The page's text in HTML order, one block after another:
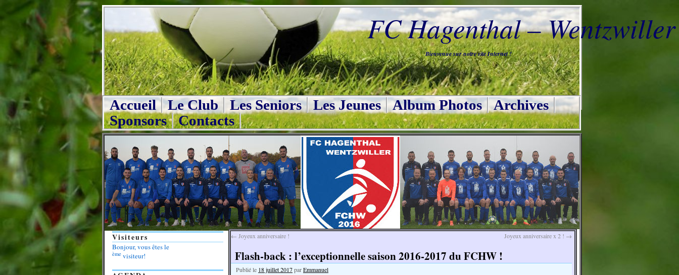
FC Hagenthal – Wentzwiller
Bienvenue sur notre site Internet !
Accueil Le Club Les Seniors Les Jeunes Album Photos
Archives
Sponsors
Contacts
← Joyeux anniversaire ! Joyeux anniversaire x 2 ! →
Flash-back : l’exceptionnelle saison 2016-2017 du FCHW !
Publié le 18 juillet 2017parEmmanuel
Visiteurs
Bonjour, vous êtes le
ème visiteur!